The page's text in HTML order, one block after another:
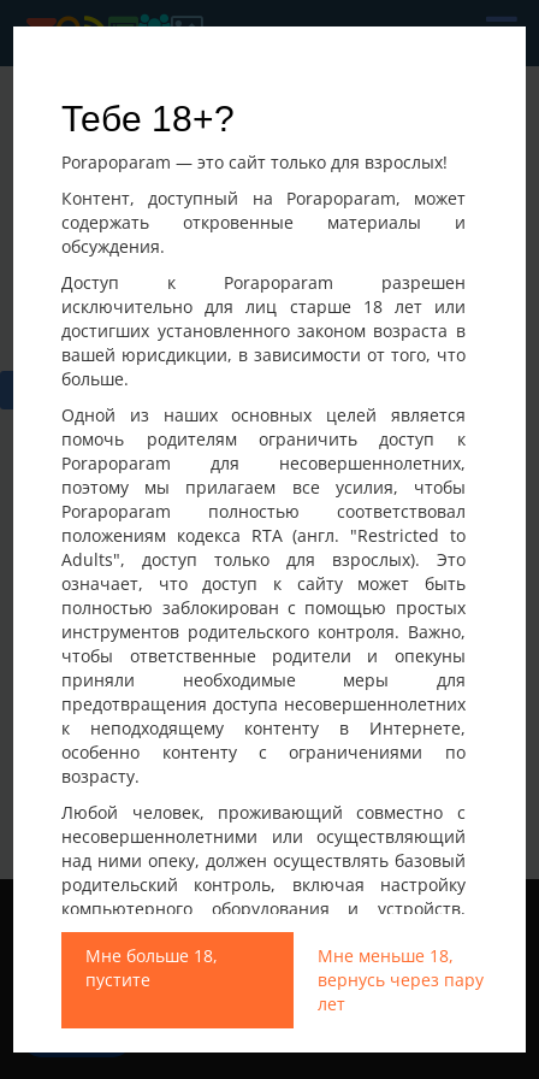
Тебе 18+?
Porapoparam — это сайт только для взрослых!
Контент, доступный на Porapoparam, может
содержать откровенные материалы и
обсуждения.
Доступ к Porapoparam разрешен
исключительно для лиц старше 18 лет или
достигших установленного законом возраста в
вашей юрисдикции, в зависимости от того, что
больше.
Одной из наших основных целей является
помочь родителям ограничить доступ к
Porapoparam для несовершеннолетних,
поэтому мы прилагаем все усилия, чтобы
Porapoparam полностью соответствовал
положениям кодекса RTA (англ. "Restricted to
Adults", доступ только для взрослых). Это
означает, что доступ к сайту может быть
полностью заблокирован с помощью простых
инструментов родительского контроля. Важно,
чтобы ответственные родители и опекуны
приняли необходимые меры для
предотвращения доступа несовершеннолетних
к неподходящему контенту в Интернете,
особенно контенту с ограничениями по
возрасту.
Любой человек, проживающий совместно с
несовершеннолетними или осуществляющий
над ними опеку, должен осуществлять базовый
родительский контроль, включая настройку
компьютерного оборудования и устройств,
установку программного обеспечения или
подключение услуг фильтрации от провайдера,
чтобы заблокировать доступ
несовершеннолетних к неподходящему
контенту.
Мне больше 18,
пустите
Мне меньше 18,
вернусь через пару
лет
KyivM
07-08-2026 12:02
Украина, Киев
Вам необходимоавторизоваться илиcоздать учетную
записьдля публикации на Доске участника.
Извините, но на данный момент нам нечего вам
показать. Попробуйте использовать другой фильтр или
зайти попозже.
Все права защищены © 2013-2026
Свинг знакомства не только в Украине
Мы используем файлы cookie, чтобы обеспечить
наилучшее качество работы на нашем сайте.
Подробнее узнать о том, какие файлы cookie мы
используем, или отключить их можно в разделе
Настройки.